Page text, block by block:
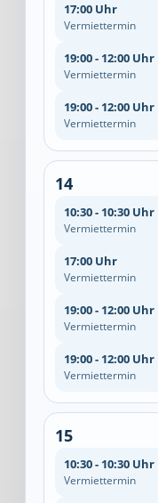
17:00 Uhr
Vermiettermin
19:00 - 12:00 Uhr
Vermiettermin
19:00 - 12:00 Uhr
Vermiettermin
14
10:30 - 10:30 Uhr
Vermiettermin
17:00 Uhr
Vermiettermin
19:00 - 12:00 Uhr
Vermiettermin
19:00 - 12:00 Uhr
Vermiettermin
15
10:30 - 10:30 Uhr
Vermiettermin